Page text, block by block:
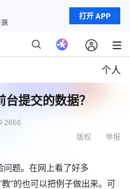
打开 APP
个人
提交的数据？
2666
举报
版权
题。在网上看了好多
”的也可以把例子做出来。可